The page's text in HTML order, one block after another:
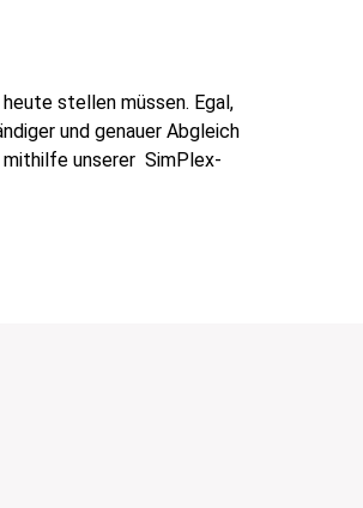
stellen müssen. Egal,
und genauer Abgleich
mithilfe unserer SimPlex-